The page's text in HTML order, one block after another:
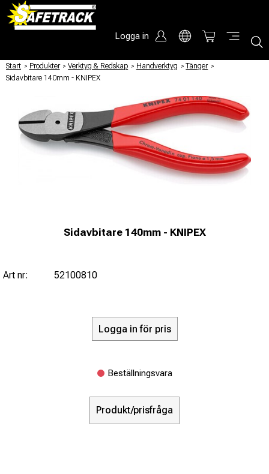
Logga in
Start / Produkter / Verktyg & Redskap / Handverktyg / Tänger /
Sidavbitare 140mm - KNIPEX
Sidavbitare 140mm - KNIPEX
Art nr: 52100810
Logga in för pris
Beställningsvara
Produkt/prisfråga